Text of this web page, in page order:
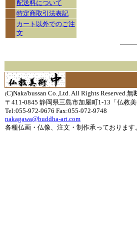
配送料について
特定商取引法表記
カート以外でのご注
文
(C)Naka'bussan Co.,Ltd. All Rights Reserved.無
〒411-0845 静岡県三島市加屋町1-13「仏
Tel:055-972-9676 Fax:055-972-9748
nakagawa@buddha-art.com
各種仏画・仏像、注文・制作承っております